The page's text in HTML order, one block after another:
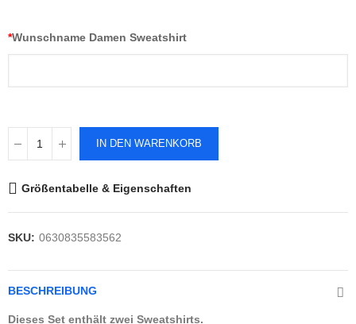
*Wunschname Damen Sweatshirt
IN DEN WARENKORB
Größentabelle & Eigenschaften
SKU: 0630835583562
BESCHREIBUNG
Dieses Set enthält zwei Sweatshirts.